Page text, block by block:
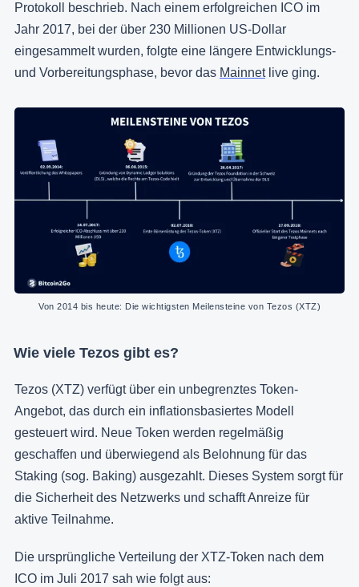
Protokoll beschrieb. Nach einem erfolgreichen ICO im
Jahr 2017, bei der über 230 Millionen US-Dollar
eingesammelt wurden, folgte eine längere Entwicklungs-
und Vorbereitungsphase, bevor das Mainnetlive ging.
Von 2014 bis heute: Die wichtigsten Meilensteine von Tezos (XTZ)
Wie viele Tezos gibt es?
Tezos (XTZ) verfügt über ein unbegrenztes Token-
Angebot, das durch ein inflationsbasiertes Modell
gesteuert wird. Neue Token werden regelmäßig
geschaffen und überwiegend als Belohnung für das
Staking (sog. Baking) ausgezahlt. Dieses System sorgt für
die Sicherheit des Netzwerks und schafft Anreize für
aktive Teilnahme.
Die ursprüngliche Verteilung der XTZ-Token nach dem
ICO im Juli 2017 sah wie folgt aus: